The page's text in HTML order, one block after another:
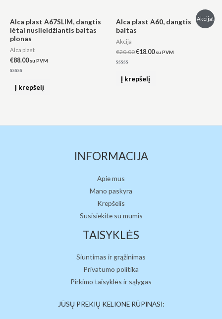
Alca plast A67SLIM, dangtis
lėtai nusileidžiantis baltas
plonas
Alca plast
€88.00 su PVM
Į krepšelį
Akcija!
Alca plast A60, dangtis
baltas
Akcija
€20.00
price
was:
€18.00
price
su PVM
Į krepšelį
INFORMACIJA
Apie mus
Mano paskyra
Krepšelis
Susisiekite su mumis
TAISYKLĖS
Siuntimas ir grąžinimas
Privatumo politika
Pirkimo taisyklės ir sąlygas
JŪSŲ PREKIŲ KELIONE RŪPINASI: